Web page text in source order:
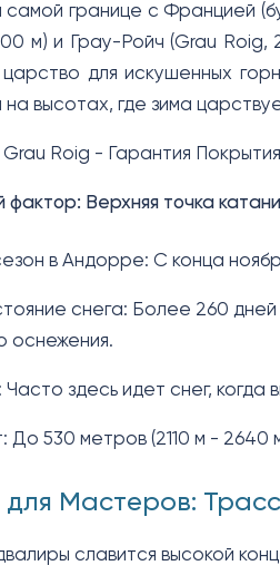
самой границе с Францией
м) и Грау-Ройч (Grau
для искушенных
высотах, где зима
Roig - Гарантия
фактор: Верхняя точка
в Андорре: С конца
снега: Более 260
оснежения.
здесь идет снег, когда
До 530 метров (2110 м - 2640
для Мастеров:
славится высокой